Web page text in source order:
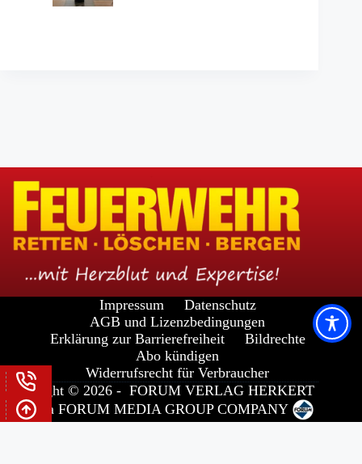
Impressum
Datenschutz
AGB und Lizenzbedingungen
Erklärung zur Barrierefreiheit
Bildrechte
Abo kündigen
Widerrufsrecht für Verbraucher
Copyright © 2026 - FORUM VERLAG HERKERT
GMBH
aFORUM MEDIA GROUPCOMPANY